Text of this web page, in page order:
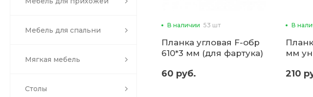
Мебель для спальни
Мягкая мебель
Столы
В наличии 53 шт
Планка угловая F-обр
610*3 мм (для фартука)
60 руб.
В
мм
210